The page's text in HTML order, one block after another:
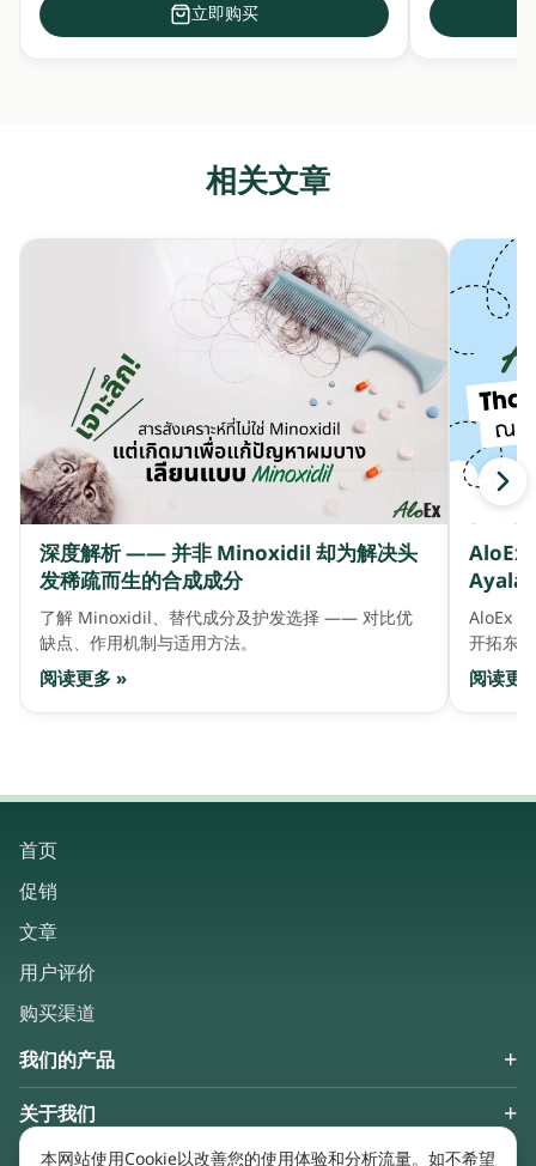
立即购买
相关文章
深度解析 —— 并非 Minoxidil 却为解决头
发稀疏而生的合成成分
了解 Minoxidil、替代成分及护发选择 —— 对比优
缺点、作用机制与适用方法。
阅读更多 »
AloEx
Ayala
AloEx
开拓东
阅读更
首页
促销
文章
用户评价
购买渠道
我们的产品
关于我们
Keep in touch
本网站使用Cookie以改善您的使用体验和分析流量。如不希望